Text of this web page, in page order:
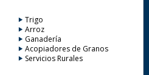
Trigo
Arroz
Ganadería
Acopiadores de Granos
Servicios Rurales